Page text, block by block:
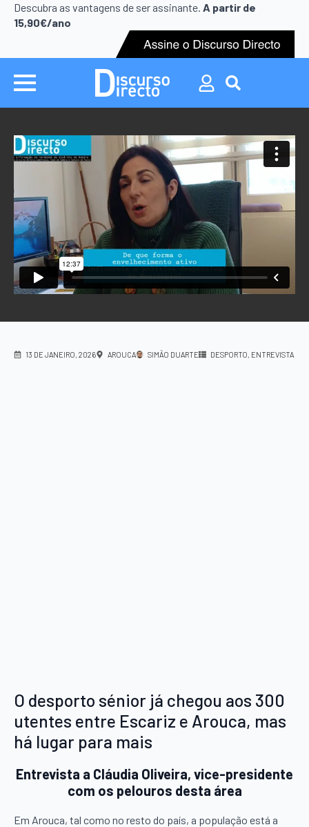
Descubra as vantagens de ser assinante. A partir de
15,90€/ano
Search
Search
13 DE JANEIRO, 2026 AROUCA SIMÃO DUARTE DESPORTO ENTREVISTA
O desporto sénior já chegou aos 300
utentes entre Escariz e Arouca, mas
há lugar para mais
Entrevista a Cláudia Oliveira, vice-presidente
com os pelouros desta área
Em Arouca, tal como no resto do país, a população está a